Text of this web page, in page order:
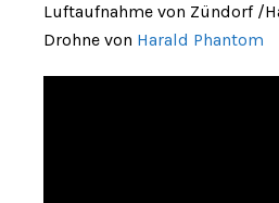
Luftaufnahme von Zündorf /
Drohne von Harald Phantom